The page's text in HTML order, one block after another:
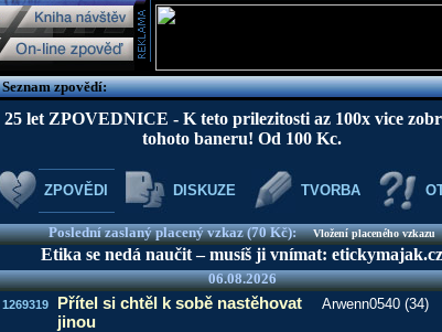
Seznam zpovědí:
25 let ZPOVEDNICE - K teto prilezitosti az 100x vice
tohoto baneru! Od 100 Kc.
ZPOVĚDI DISKUZE TVORBA
Poslední zaslaný placený vzkaz (70 Kč):Vložení placeného vzkazu
Etika se nedá naučit – musíš ji vnímat: etickymajak.cz
06.08.2026
1269319
Přítel si chtěl k sobě nastěhovat
jinou
Arwenn0540 (34)